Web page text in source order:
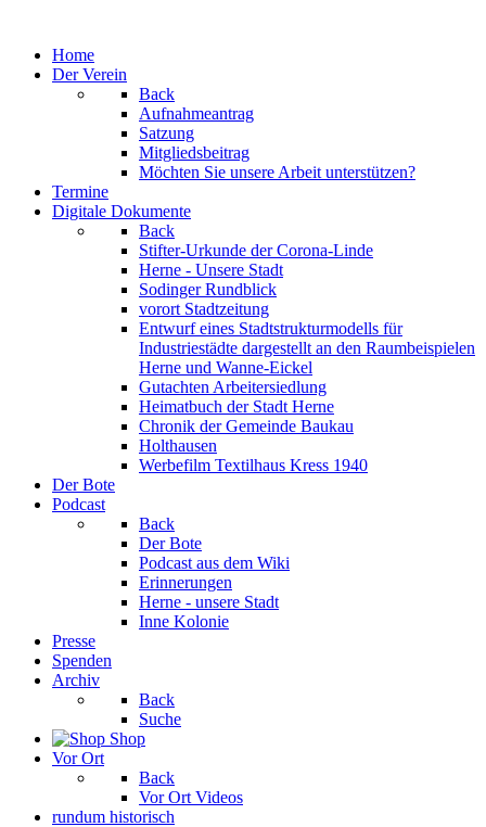
Home
Der Verein
Back
Aufnahmeantrag
Satzung
Mitgliedsbeitrag
Möchten Sie unsere Arbeit unterstützen?
Termine
Digitale Dokumente
Back
Stifter-Urkunde der Corona-Linde
Herne - Unsere Stadt
Sodinger Rundblick
vorort Stadtzeitung
Entwurf eines Stadtstrukturmodells für
Industriestädte dargestellt an den Raumbeispielen
Herne und Wanne-Eickel
Gutachten Arbeitersiedlung
Heimatbuch der Stadt Herne
Chronik der Gemeinde Baukau
Holthausen
Werbefilm Textilhaus Kress 1940
Der Bote
Podcast
Back
Der Bote
Podcast aus dem Wiki
Erinnerungen
Herne - unsere Stadt
Inne Kolonie
Presse
Spenden
Archiv
Back
Suche
Shop
Vor Ort
Back
Vor Ort Videos
rundum historisch